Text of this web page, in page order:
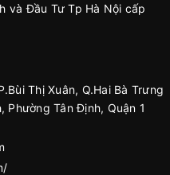
và Đầu Tư Tp Hà Nội cấp
Thị Xuân, Q.Hai Bà Trưng
Phường Tân Định, Quận 1